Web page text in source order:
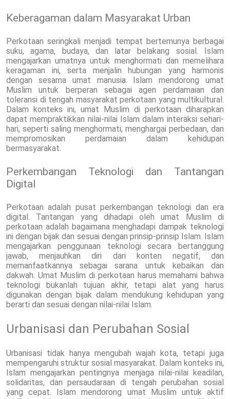
Keberagaman dalam Masyarakat Urban
Perkotaan seringkali menjadi tempat bertemunya berbagai
suku, agama, budaya, dan latar belakang sosial. Islam
mengajarkan umatnya untuk menghormati dan memelihara
keragaman ini, serta menjalin hubungan yang harmonis
dengan sesama umat manusia. Islam mendorong umat
Muslim untuk berperan sebagai agen perdamaian dan
toleransi di tengah masyarakat perkotaan yang multikultural.
Dalam konteks ini, umat Muslim di perkotaan diharapkan
dapat mempraktikkan nilai-nilai Islam dalam interaksi sehari-
hari, seperti saling menghormati, menghargai perbedaan, dan
mempromosikan perdamaian dalam kehidupan
bermasyarakat.
Perkembangan Teknologi dan Tantangan
Digital
Perkotaan adalah pusat perkembangan teknologi dan era
digital. Tantangan yang dihadapi oleh umat Muslim di
perkotaan adalah bagaimana menghadapi dampak teknologi
ini dengan bijak dan sesuai dengan prinsip-prinsip Islam. Islam
mengajarkan penggunaan teknologi secara bertanggung
jawab, menjauhkan diri dari konten negatif, dan
memanfaatkannya sebagai sarana untuk kebaikan dan
dakwah. Umat Muslim di perkotaan harus memahami bahwa
teknologi bukanlah tujuan akhir, tetapi alat yang harus
digunakan dengan bijak dalam mendukung kehidupan yang
berarti dan sesuai dengan nilai-nilai Islam.
Urbanisasi dan Perubahan Sosial
Urbanisasi tidak hanya mengubah wajah kota, tetapi juga
mempengaruhi struktur sosial masyarakat. Dalam konteks ini,
Islam mengajarkan pentingnya menjaga nilai-nilai keadilan,
solidaritas, dan persaudaraan di tengah perubahan sosial
yang cepat. Islam mendorong umat Muslim untuk aktif